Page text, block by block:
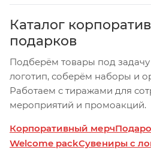
Каталог
подарков
Подберём товары под
логотип, соберём наборы и
Работаем с тиражами для
мероприятий и промоакций.
Корпоративный мерч
Welcome packСувениры с